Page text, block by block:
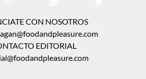
CON NOSOTROS
EDITORIAL